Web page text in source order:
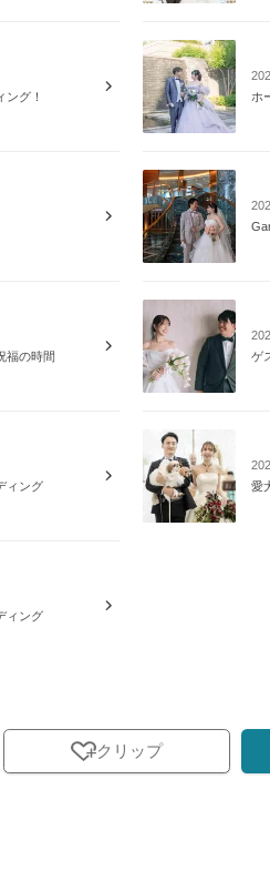
グ！
ホ
福の時間
ゲ
ィング
愛
ィング
クリップ